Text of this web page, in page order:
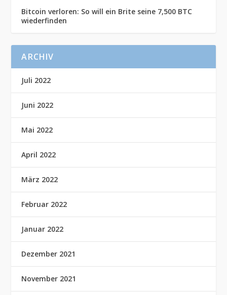
Bitcoin verloren: So will ein Brite seine 7,500 BTC
wiederfinden
ARCHIV
Juli 2022
Juni 2022
Mai 2022
April 2022
März 2022
Februar 2022
Januar 2022
Dezember 2021
November 2021